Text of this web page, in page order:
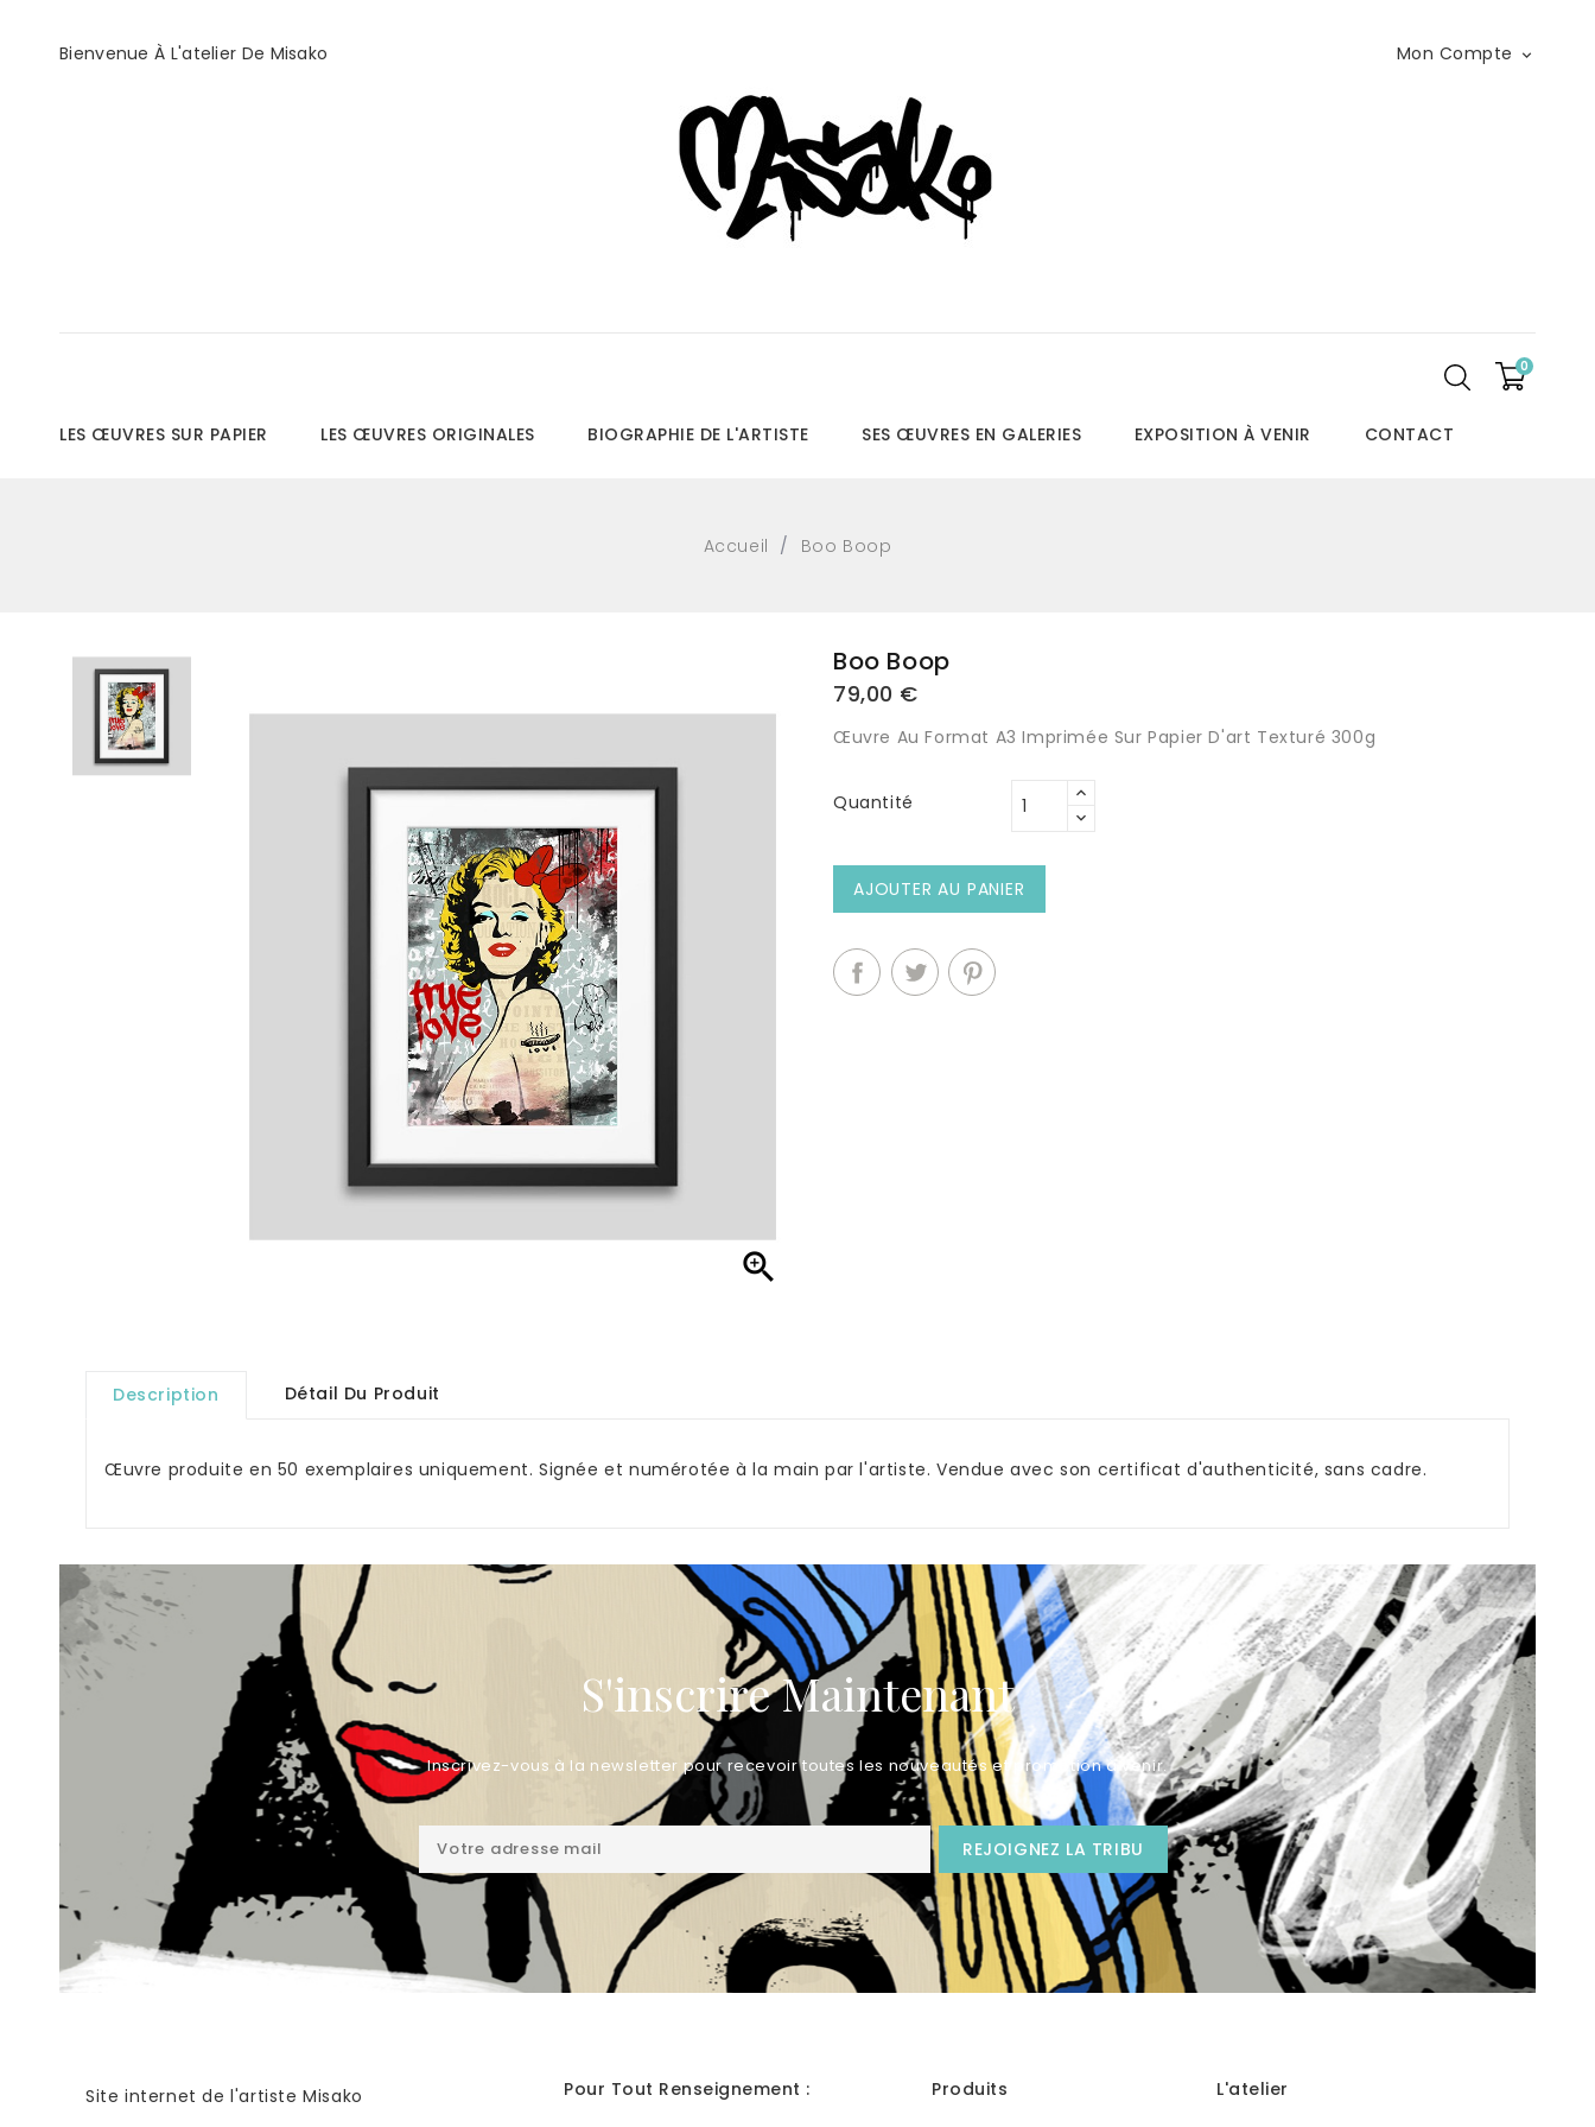
Bienvenue À L'atelier De Misako Mon Compte 
0
LES ŒUVRES SUR PAPIER LES ŒUVRES ORIGINALES BIOGRAPHIE DE L'ARTISTE SES ŒUVRES EN GALERIES EXPOSITION À VENIR CONTACT
Accueil Boo Boop

Boo Boop
79,00 €
Œuvre Au Format A3 Imprimée Sur Papier D'art Texturé 300g
Quantité
AJOUTER AU PANIER
Description Détail Du Produit
Œuvre produite en 50 exemplaires uniquement. Signée et numérotée à la main par l'artiste. Vendue avec son certificat d'authenticité, sans cadre.
S'inscrire Maintenant
Inscrivez-vous à la newsletter pour recevoir toutes les nouveautés et promotion à venir.
Site internet de l'artiste Misako Pour Tout Renseignement : Produits L'atelier